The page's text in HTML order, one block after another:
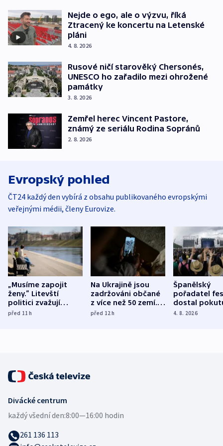
Nejde o ego, ale o výzvu, říká
Ztracený ke koncertu na Letenské
pláni
4. 8. 2026
Rusové ničí starověký Chersonés,
UNESCO ho zařadilo mezi ohrožené
památky
3. 8. 2026
Zemřel herec Vincent Pastore,
známý ze seriálu Rodina Sopránů
2. 8. 2026
Evropský pohled
ČT24 každý den vybírá z obsahu publikovaného evropskými
veřejnými médii, členy Eurovize.
„Musíme zapojit
ženy.“ Litevští
politici zvažují
dohodu o
před 11h
Na Ukrajině jsou
zadržováni občané
z více než 50 zemí.
Bojovali na straně
před 12h
Španělský
pořadatel
dostal
nekalé
4. 8. 2026
Divácké centrum
každý všední den:8:00—16:00 hodin
261 136 113